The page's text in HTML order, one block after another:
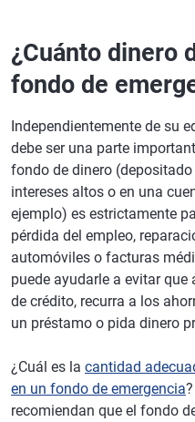
¿Cuánto dinero
fondo de
Independientemente de su
debe ser una parte
fondo de dinero
intereses altos o en una
ejemplo) es estrictamente
pérdida del empleo,
automóviles o facturas
puede ayudarle a evitar
de crédito, recurra a los
un préstamo o pida dinero
¿Cuál es la cantidad
en un fondo de emergencia
recomiendan que el fondo